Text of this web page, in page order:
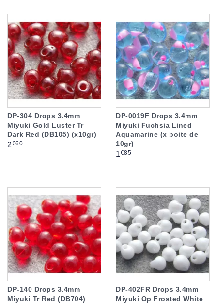
DP-304 Drops 3.4mm
Miyuki Gold Luster Tr
Dark Red (DB105) (x10gr)
Prix
2€60
DP-0019F Drops 3.4mm
Miyuki Fuchsia Lined
Aquamarine (x boite de
10gr)
Prix
1€85
DP-140 Drops 3.4mm
Miyuki Tr Red (DB704)
DP-402FR Drops 3.4mm
Miyuki Op Frosted White